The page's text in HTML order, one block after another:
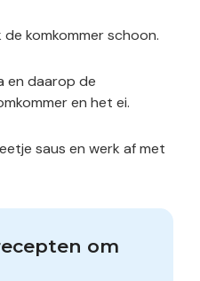
de komkommer schoon.
en daarop de
en het ei.
saus en werk af met
om